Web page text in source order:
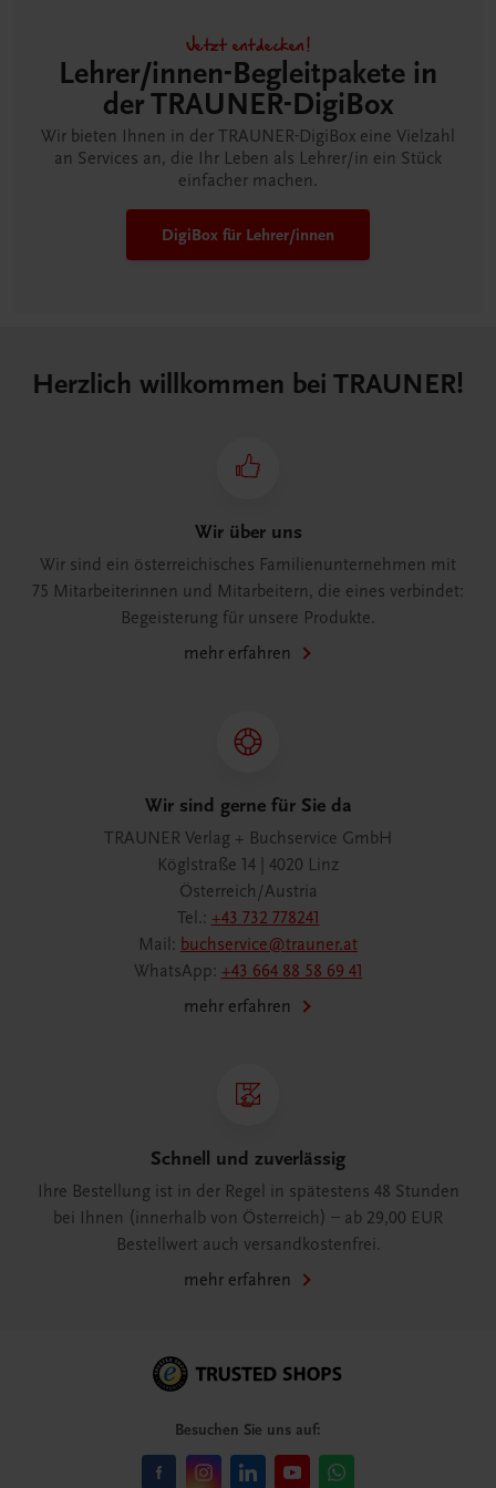
Jetzt entdecken!
Lehrer/innen-Begleitpakete in
der TRAUNER-DigiBox
Wir bieten Ihnen in der TRAUNER-DigiBox eine Vielzahl
an Services an, die Ihr Leben als Lehrer/in ein Stück
einfacher machen.
DigiBox für Lehrer/innen
Herzlich willkommen bei TRAUNER!
Wir über uns
Wir sind ein österreichisches Familienunternehmen mit
75 Mitarbeiterinnen und Mitarbeitern, die eines verbindet:
Begeisterung für unsere Produkte.
mehr erfahren
Wir sind gerne für Sie da
TRAUNER Verlag + Buchservice GmbH
Köglstraße 14 | 4020 Linz
Österreich/Austria
Tel.: +43 732 778241
Mail: buchservice@trauner.at
WhatsApp: +43 664 88 58 69 41
mehr erfahren
Schnell und zuverlässig
Ihre Bestellung ist in der Regel in spätestens 48 Stunden
bei Ihnen (innerhalb von Österreich) – ab 29,00 EUR
Bestellwert auch versandkostenfrei.
mehr erfahren
Besuchen Sie uns auf: